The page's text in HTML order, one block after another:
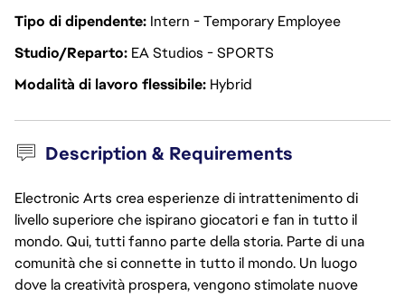
Tipo di dipendente Intern - Temporary Employee
Studio/Reparto EA Studios - SPORTS
Modalità di lavoro flessibile Hybrid
Description & Requirements
Electronic Arts crea esperienze di intrattenimento di
livello superiore che ispirano giocatori e fan in tutto il
mondo. Qui, tutti fanno parte della storia. Parte di una
comunità che si connette in tutto il mondo. Un luogo
dove la creatività prospera, vengono stimolate nuove